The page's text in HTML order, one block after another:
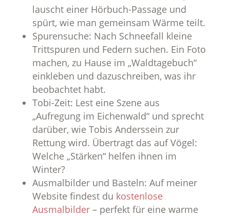
lauscht einer Hörbuch-Passage und
spürt, wie man gemeinsam Wärme teilt.
Spurensuche: Nach Schneefall kleine
Trittspuren und Federn suchen. Ein Foto
machen, zu Hause im „Waldtagebuch“
einkleben und dazuschreiben, was ihr
beobachtet habt.
Tobi-Zeit: Lest eine Szene aus
„Aufregung im Eichenwald“ und sprecht
darüber, wie Tobis Anderssein zur
Rettung wird. Übertragt das auf Vögel:
Welche „Stärken“ helfen ihnen im
Winter?
Ausmalbilder und Basteln: Auf meiner
Website findest du kostenlose
Ausmalbilder– perfekt für eine warme